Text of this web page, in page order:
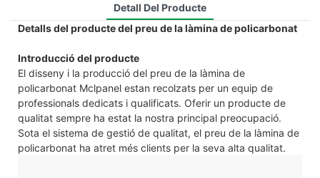
Detall Del Producte
Detalls del producte del preu de la làmina de policarbonat
Introducció del producte
El disseny i la producció del preu de la làmina de
policarbonat Mclpanel estan recolzats per un equip de
professionals dedicats i qualificats. Oferir un producte de
qualitat sempre ha estat la nostra principal preocupació.
Sota el sistema de gestió de qualitat, el preu de la làmina de
policarbonat ha atret més clients per la seva alta qualitat.